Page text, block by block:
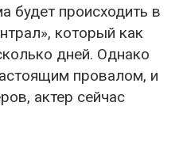
будет происходить в
который как
дней. Однако
провалом, и
актер сейчас